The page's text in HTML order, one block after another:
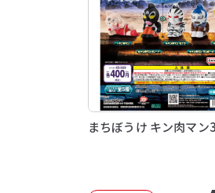
まちぼうけ キン肉マン3